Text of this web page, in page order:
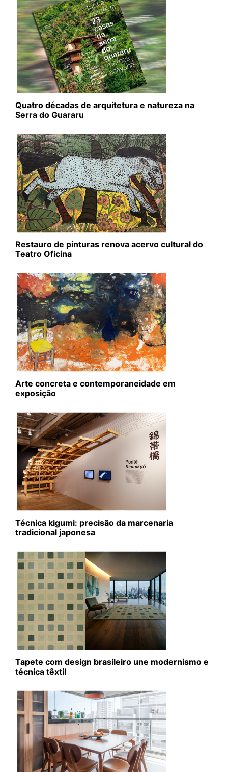
Quatro décadas de arquitetura e natureza na
Serra do Guararu
Restauro de pinturas renova acervo cultural do
Teatro Oficina
Arte concreta e contemporaneidade em
exposição
Técnica kigumi: precisão da marcenaria
tradicional japonesa
Tapete com design brasileiro une modernismo e
técnica têxtil